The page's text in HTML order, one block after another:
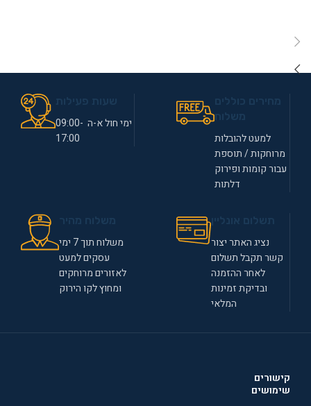
למעט להובלות
מרוחקות / תוספת
עבור קומות ופירוק
דלתות
ימי חול א-ה 09:00-
17:00
נציג האתר יצור
קשר תקבל תשלום
לאחר ההזמנה
ובדיקת זמינות
המלאי
משלוח תוך 7 ימי
עסקים למעט
לאזורים מרוחקים
ומחוץ לקו הירוק
קישורים
שימושים